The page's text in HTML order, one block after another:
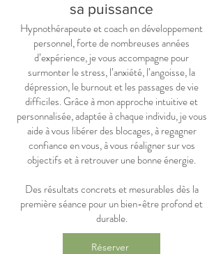
sa puissance
Hypnothérapeute et coach en développement
personnel, forte de nombreuses années
d’expérience, je vous accompagne pour
surmonter le stress, l’anxiété, l’angoisse, la
dépression, le burnout et les passages de vie
difficiles. Grâce à mon approche intuitive et
personnalisée, adaptée à chaque individu, je vous
aide à vous libérer des blocages, à regagner
confiance en vous, à vous réaligner sur vos
objectifs et à retrouver une bonne énergie.
Des résultats concrets et mesurables dès la
première séance pour un bien-être profond et
durable.
Réserver